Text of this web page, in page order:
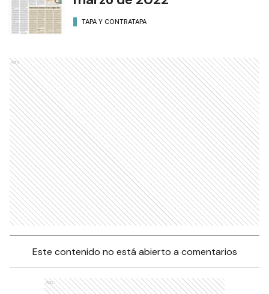
TAPA Y CONTRATAPA
Ads
Este contenido no está abierto a comentarios
Ads